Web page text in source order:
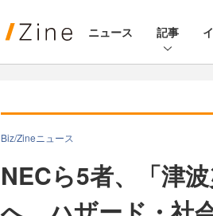
ニュース 記事
Biz/Zineニュース
NECら5者、「津